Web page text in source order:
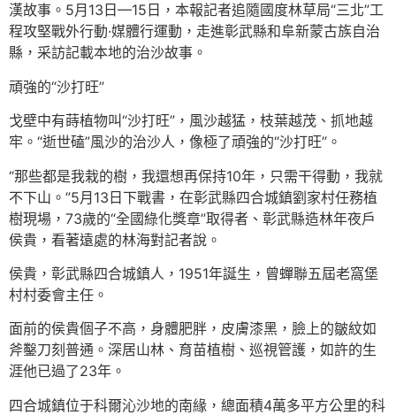
漢故事。5月13日—15日，本報記者追隨國度林草局“三北”工
程攻堅戰外行動·媒體行運動，走進彰武縣和阜新蒙古族自治
縣，采訪記載本地的治沙故事。
頑強的“沙打旺”
戈壁中有蒔植物叫“沙打旺”，風沙越猛，枝葉越茂、抓地越
牢。“逝世磕”風沙的治沙人，像極了頑強的“沙打旺”。
“那些都是我栽的樹，我還想再保持10年，只需干得動，我就
不下山。”5月13日下戰書，在彰武縣四合城鎮劉家村任務植
樹現場，73歲的“全國綠化獎章”取得者、彰武縣造林年夜戶
侯貴，看著遠處的林海對記者說。
侯貴，彰武縣四合城鎮人，1951年誕生，曾蟬聯五屆老窩堡
村村委會主任。
面前的侯貴個子不高，身體肥胖，皮膚漆黑，臉上的皺紋如
斧鑿刀刻普通。深居山林、育苗植樹、巡視管護，如許的生
涯他已過了23年。
四合城鎮位于科爾沁沙地的南緣，總面積4萬多平方公里的科